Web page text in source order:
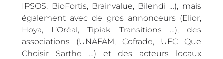
IPSOS, BioFortis, Brainvalue, Bilendi …), mais
également avec de gros annonceurs (Elior,
Hoya, L’Oréal, Tipiak, Transitions …), des
associations (UNAFAM, Cofrade, UFC Que
Choisir Sarthe …) et des acteurs locaux